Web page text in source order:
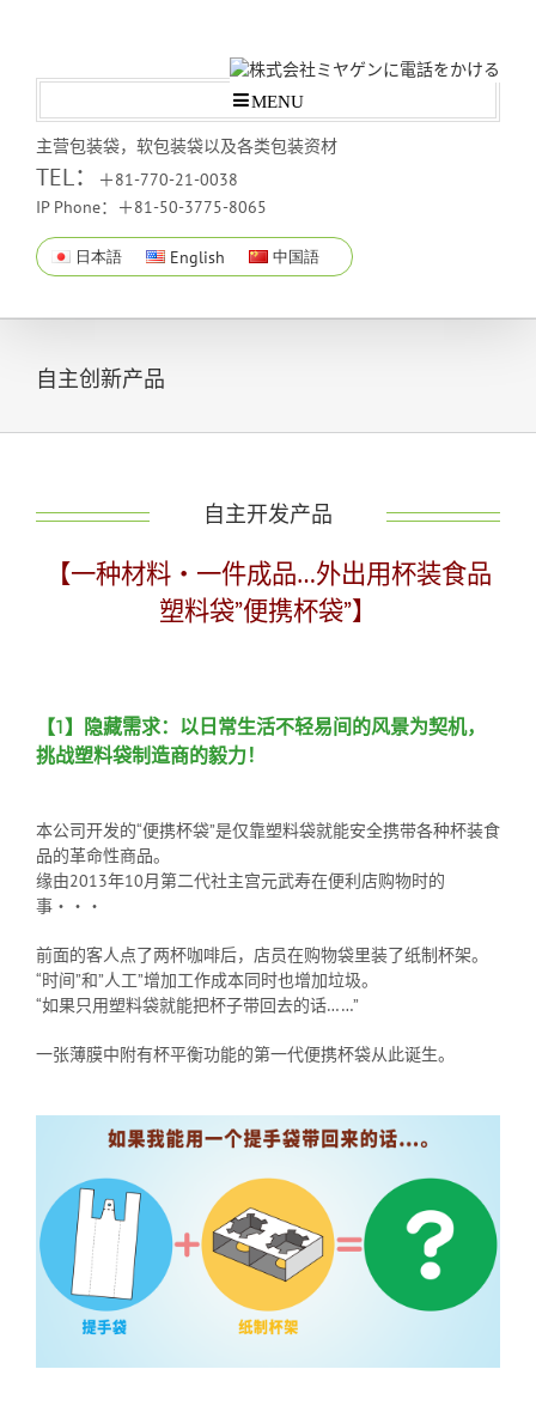
MENU
主营包装袋，软包装袋以及各类包装资材
TEL：
＋81-770-21-0038
IP Phone：＋81-50-3775-8065
日本語 English 中国語
自主创新产品
自主开发产品
【一种材料・一件成品…外出用杯装食品
塑料袋”便携杯袋”】
【1】隐藏需求：以日常生活不轻易间的风景为契机，
挑战塑料袋制造商的毅力！
本公司开发的“便携杯袋”是仅靠塑料袋就能安全携带各种杯装食
品的革命性商品。
缘由2013年10月第二代社主宫元武寿在便利店购物时的
事・・・
前面的客人点了两杯咖啡后，店员在购物袋里装了纸制杯架。
“时间”和”人工”增加工作成本同时也增加垃圾。
“如果只用塑料袋就能把杯子带回去的话……”
一张薄膜中附有杯平衡功能的第一代便携杯袋从此诞生。